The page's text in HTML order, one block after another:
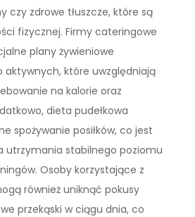
czy zdrowe tłuszcze, które są
fizycznej. Firmy cateringowe
plany żywieniowe
aktywnych, które uwzględniają
na kalorie oraz
dieta pudełkowa
spożywanie posiłków, co jest
utrzymania stabilnego poziomu
Osoby korzystające z
również uniknąć pokusy
przekąski w ciągu dnia, co